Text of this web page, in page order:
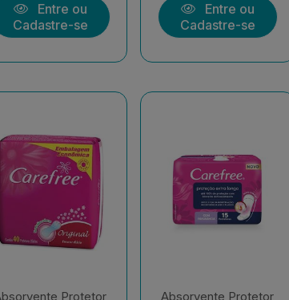
Entre ou
Cadastre-se
Entre ou
Cadastre-se
Protetor
Absorvente Protetor